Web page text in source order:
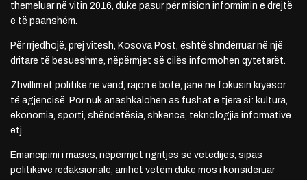
themeluar në vitin 2016, duke pasur për mision informimin e drejtë
e të paanshëm.
Për rrjedhojë, prej vitesh, Kosova Post, është shndërruar në një
dritare të besueshme, nëpërmjet së cilës informohen qytetarët.
Zhvillimet politike në vend, rajon e botë, janë në fokusin kryesor
të agjencisë. Por nuk anashkalohen as fushat e tjera si: kultura,
ekonomia, sporti, shëndetësia, shkenca, teknologjia informative
etj.
Emancipimi i masës, nëpërmjet ngritjes së vetëdijes, sipas
politikave redaksionale, arrihet vetëm duke mos i konsideruar